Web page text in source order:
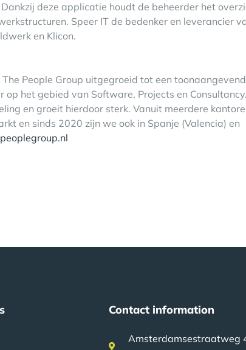
deze applicatie houdt de beheerder het
Speer IT de bedenker en leverancier
en Klicon.
People Group uitgegroeid tot een
op het gebied van Software, Projects en
en groeit hierdoor sterk. Vanuit meerdere
en sinds 2020 zijn we ook in Spanje (Valencia) en
Contact information
Amsterdamsestraatweg